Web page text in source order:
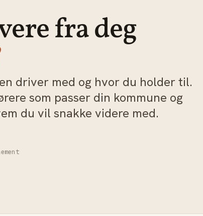
fra deg
driver med og hvor du holder til.
som passer din kommune og
du vil snakke videre med.